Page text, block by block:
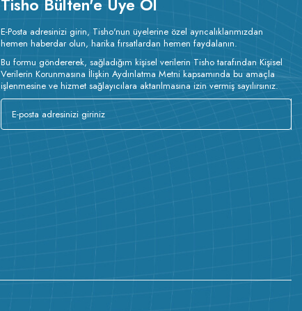
E-Posta adresinizi girin, Tisho'nun üyelerine özel ayrıcalıklarımızdan
hemen haberdar olun, harika fırsatlardan hemen faydalanın.
Bu formu göndererek, sağladığım kişisel verilerin Tisho tarafından Kişisel
Verilerin Korunmasına İlişkin Aydınlatma Metni kapsamında bu amaçla
işlenmesine ve hizmet sağlayıcılara aktarılmasına izin vermiş sayılırsınız.